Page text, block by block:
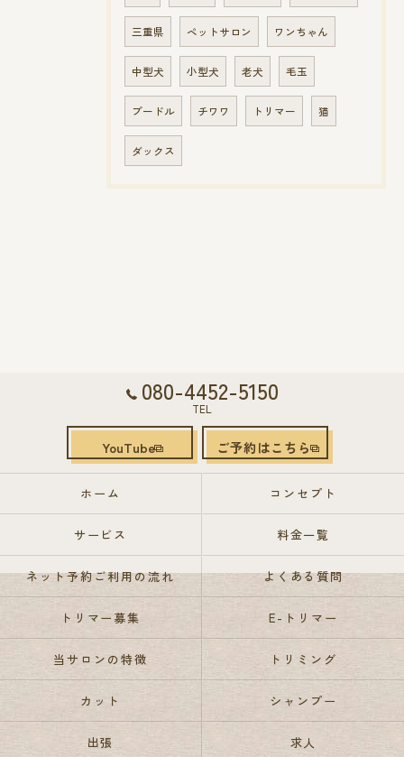
三重県 ペットサロン ワンちゃん
中型犬 小型犬 老犬 毛玉
プードル チワワ トリマー 猫
ダックス
080-4452-5150
TEL
YouTube ご予約はこちら
ホーム コンセプト
サービス 料金一覧
ネット予約ご利用の流れ よくある質問
トリマー募集 E-トリマー
当サロンの特徴 トリミング
カット シャンプー
出張 求人